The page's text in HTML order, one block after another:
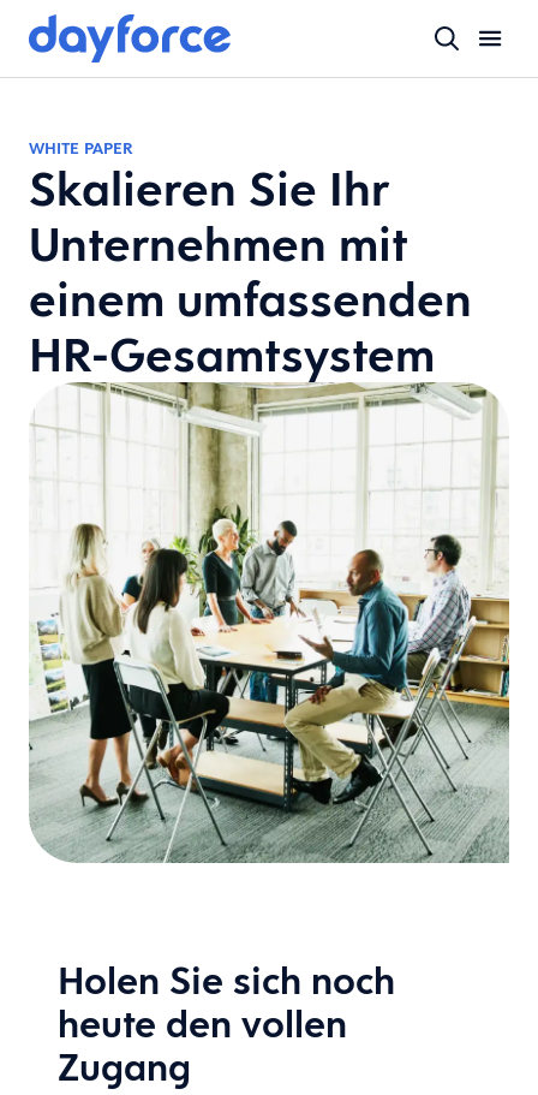
WHITE PAPER
Skalieren Sie Ihr
Unternehmen mit
einem umfassenden
HR-Gesamtsystem
Holen Sie sich noch
heute den vollen
Zugang